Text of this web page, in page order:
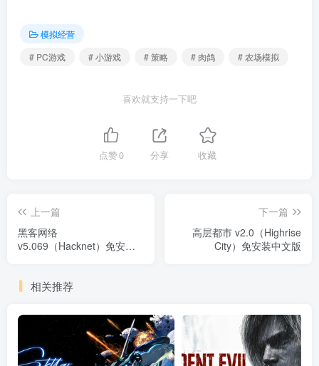
模拟经营
# PC游戏
# 小游戏 # 策略 # 肉鸽 # 农场模拟
喜欢就支持一下吧
点赞0 分享 收藏
上一篇
黑客网络
v5.069（Hacknet）免安装
下一篇
高层都市 v2.0（Highrise
City）免安装中文版
相关推荐